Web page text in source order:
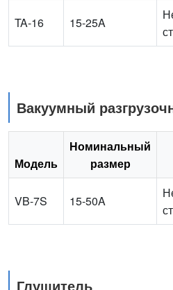
TA-16 15-25A
Вакуумный
Модель
Номинальный
размер
VB-7S 15-50A
Глушитель